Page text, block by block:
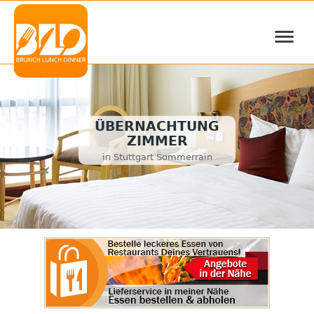
≡
ÜBERNACHTUNG
ZIMMER
in Stuttgart Sommerrain